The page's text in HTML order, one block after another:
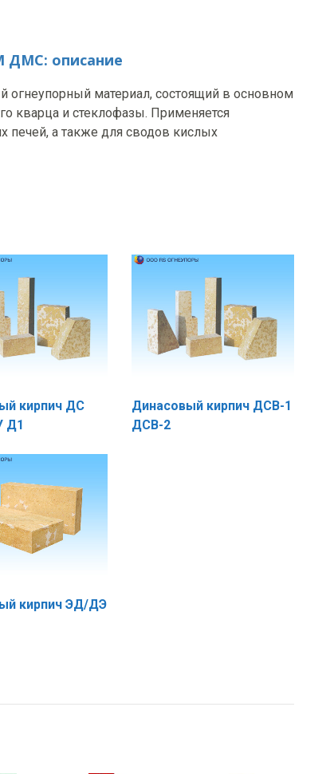
ДМС: описание
огнеупорный материал, состоящий в основном
кварца и стеклофазы. Применяется
печей, а также для сводов кислых
кирпич ДС
Д1
Динасовый кирпич ДСВ-1
ДСВ-2
кирпич ЭД/ДЭ